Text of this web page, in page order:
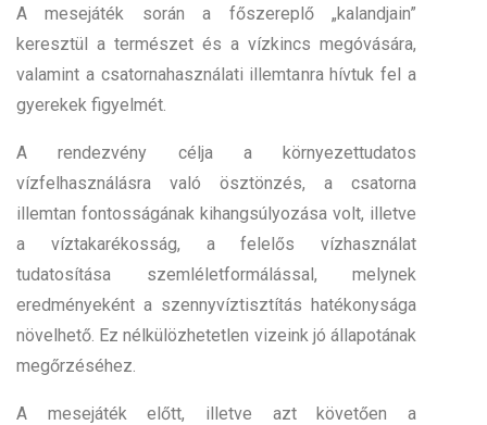
A mesejáték során a főszereplő „kalandjain”
keresztül a természet és a vízkincs megóvására,
valamint a csatornahasználati illemtanra hívtuk fel a
gyerekek figyelmét.
A rendezvény célja a környezettudatos
vízfelhasználásra való ösztönzés, a csatorna
illemtan fontosságának kihangsúlyozása volt, illetve
a víztakarékosság, a felelős vízhasználat
tudatosítása szemléletformálással, melynek
eredményeként a szennyvíztisztítás hatékonysága
növelhető. Ez nélkülözhetetlen vizeink jó állapotának
megőrzéséhez.
A mesejáték előtt, illetve azt követően a